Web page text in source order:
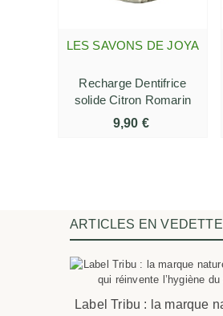
AJOUTER AU PANIER
LES SAVONS DE JOYA
Recharge Dentifrice
solide Citron Romarin
9,90 €
ARTICLES EN VEDETTE
Label Tribu : la marque